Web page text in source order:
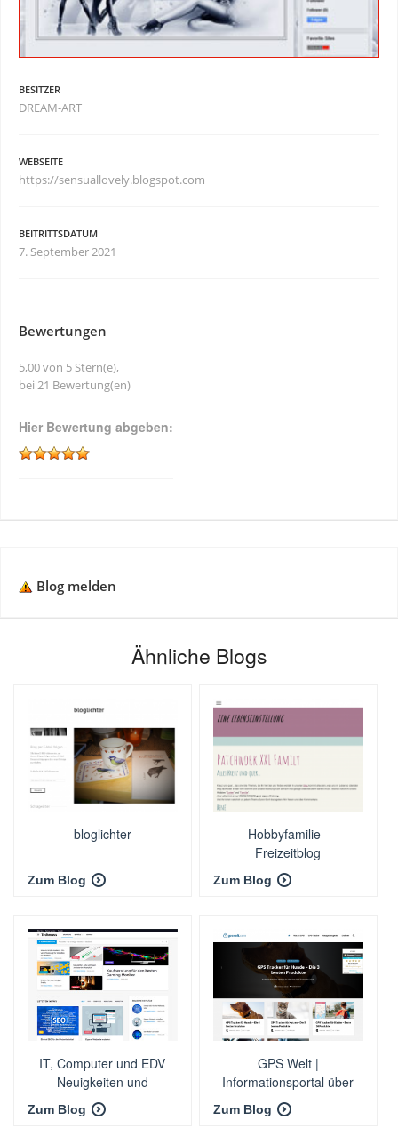
BESITZER
DREAM-ART
WEBSEITE
https://sensuallovely.blogspot.com
BEITRITTSDATUM
7. September 2021
Bewertungen
5,00 von 5 Stern(e),
bei 21 Bewertung(en)
Hier Bewertung abgeben:
Blog melden
Ähnliche Blogs
bloglichter
Zum Blog
Hobbyfamilie -
Freizeitblog
Zum Blog
IT, Computer und EDV
Neuigkeiten und
Nachrichten - Techmaxx
Zum Blog
GPS Welt |
Informationsportal über
GPS
Zum Blog